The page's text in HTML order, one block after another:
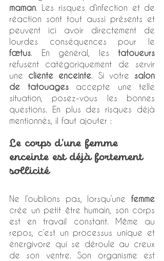
maman. Les risques d’infection et de
réaction sont tout aussi présents et
peuvent ici avoir directement de
fœtus. En général, les tatoueurs
refusent catégoriquement de servir
une cliente enceinte. Si votre salon
de tatouages accepte une telle
situation, posez-vous les bonnes
questions. En plus des risques déjà
mentionnés, il faut ajouter :
Le corps d’une femme
enceinte est déjà fortement
sollicité
Ne l’oublions pas, lorsqu’une
crée un petit être humain, son corps
est en travail constant. Même au
repos, c’est un processus unique et
énergivore qui se déroule au creux
de son ventre. Son organisme est